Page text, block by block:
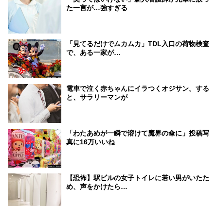
た一言が…強すぎる
「見てるだけでムカムカ」TDL入口の荷物検査
で、ある一家が…
電車で泣く赤ちゃんにイラつくオジサン。する
と、サラリーマンが
「わたあめが一瞬で溶けて魔界の傘に」投稿写
真に16万いいね
【恐怖】駅ビルの女子トイレに若い男がいたた
め、声をかけたら…